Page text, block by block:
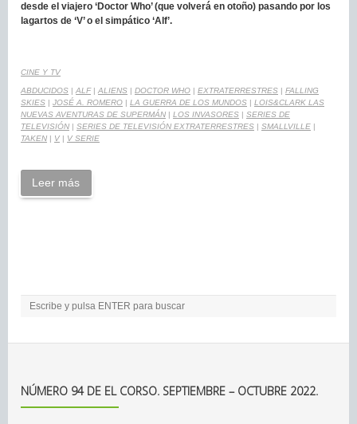
desde el viajero ‘Doctor Who’ (que volverá en otoño) pasando por los
lagartos de ‘V’ o el simpático ‘Alf’.
CINE Y TV
ABDUCIDOS | ALF| ALIENS | DOCTOR WHO | EXTRATERRESTRES | FALLING
SKIES | JOSÉ A. ROMERO | LA GUERRA DE LOS MUNDOS | LOIS&CLARK LAS
NUEVAS AVENTURAS DE SUPERMÁN | LOS INVASORES | SERIES DE
TELEVISIÓN | SERIES DE TELEVISIÓN EXTRATERRESTRES | SMALLVILLE |
TAKEN | V | V SERIE
Leer más
NÚMERO 94 DE EL CORSO. SEPTIEMBRE – OCTUBRE 2022.